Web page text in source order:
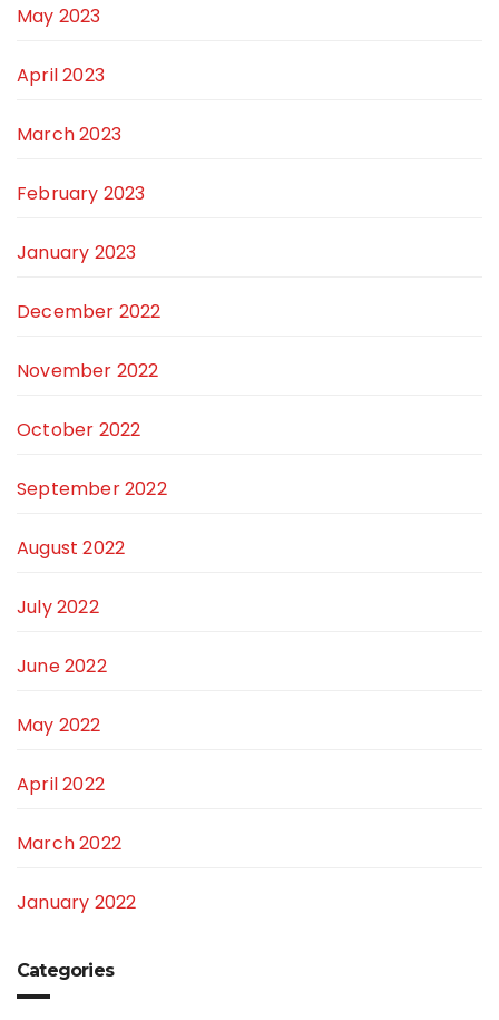
May 2023
April 2023
March 2023
February 2023
January 2023
December 2022
November 2022
October 2022
September 2022
August 2022
July 2022
June 2022
May 2022
April 2022
March 2022
January 2022
Categories